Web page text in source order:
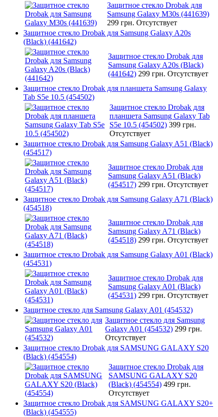
Защитное стекло Drobak для
Samsung Galaxy M30s (441639)
299 грн. Отсутствует
Защитное стекло Drobak для Samsung Galaxy A20s
(Black) (441642)
Защитное стекло Drobak для
Samsung Galaxy A20s (Black)
(441642) 299 грн. Отсутствует
Защитное стекло Drobak для планшета Samsung Galaxy
Tab S5e 10.5 (454502)
Защитное стекло Drobak для
планшета Samsung Galaxy Tab
S5e 10.5 (454502) 399 грн.
Отсутствует
Защитное стекло Drobak для Samsung Galaxy A51 (Black)
(454517)
Защитное стекло Drobak для
Samsung Galaxy A51 (Black)
(454517) 299 грн. Отсутствует
Защитное стекло Drobak для Samsung Galaxy A71 (Black)
(454518)
Защитное стекло Drobak для
Samsung Galaxy A71 (Black)
(454518) 299 грн. Отсутствует
Защитное стекло Drobak для Samsung Galaxy A01 (Black)
(454531)
Защитное стекло Drobak для
Samsung Galaxy A01 (Black)
(454531) 299 грн. Отсутствует
Защитное стекло для Samsung Galaxy A01 (454532)
Защитное стекло для Samsung
Galaxy A01 (454532) 299 грн.
Отсутствует
Защитное стекло Drobak для SAMSUNG GALAXY S20
(Black) (454554)
Защитное стекло Drobak для
SAMSUNG GALAXY S20
(Black) (454554) 499 грн.
Отсутствует
Защитное стекло Drobak для SAMSUNG GALAXY S20+
(Black) (454555)